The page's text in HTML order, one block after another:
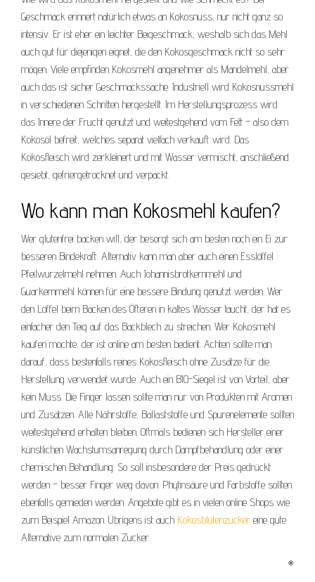
Geschmack erinnert natürlich etwas an Kokosnuss, nur nicht ganz so
intensiv. Er ist eher ein leichter Beigeschmack, weshalb sich das Mehl
auch gut für diejenigen eignet, die den Kokosgeschmack nicht so sehr
mögen. Viele empfinden Kokosmehl angenehmer als Mandelmehl, aber
auch das ist sicher Geschmackssache. Industriell wird Kokosnussmehl
in verschiedenen Schritten hergestellt. Im Herstellungsprozess wird
das Innere der Frucht genutzt und weitestgehend vom Fett – also dem
Kokosöl befreit, welches separat vielfach verkauft wird. Das
Kokosfleisch wird zerkleinert und mit Wasser vermischt, anschließend
gesiebt, gefriergetrocknet und verpackt.
Wo kann man Kokosmehl kaufen?
Wer glutenfrei backen will, der besorgt sich am besten noch ein Ei zur
besseren Bindekraft. Alternativ kann man aber auch einen Esslöffel
Pfeilwurzelmehl nehmen. Auch Johannisbrotkernmehl und
Guarkernmehl können für eine bessere Bindung genutzt werden. Wer
den Löffel beim Backen des Öfteren in kaltes Wasser taucht, der hat es
einfacher den Teig auf das Backblech zu streichen. Wer Kokosmehl
kaufen möchte, der ist online am besten bedient. Achten sollte man
darauf, dass bestenfalls reines Kokosfleisch ohne Zusätze für die
Herstellung verwendet wurde. Auch ein BIO-Siegel ist von Vorteil, aber
kein Muss. Die Finger lassen sollte man nur von Produkten mit Aromen
und Zusätzen. Alle Nährstoffe, Ballaststoffe und Spurenelemente sollten
weitestgehend erhalten bleiben. Oftmals bedienen sich Hersteller einer
künstlichen Wachstumsanregung durch Dampfbehandlung oder einer
chemischen Behandlung. So soll insbesondere der Preis gedrückt
werden – besser Finger weg davon. Phytinsäure und Farbstoffe sollten
ebenfalls gemieden werden. Angebote gibt es in vielen online Shops wie
zum Beispiel Amazon. Übrigens ist auch Kokosblütenzucker eine gute
Alternative zum normalen Zucker.
※